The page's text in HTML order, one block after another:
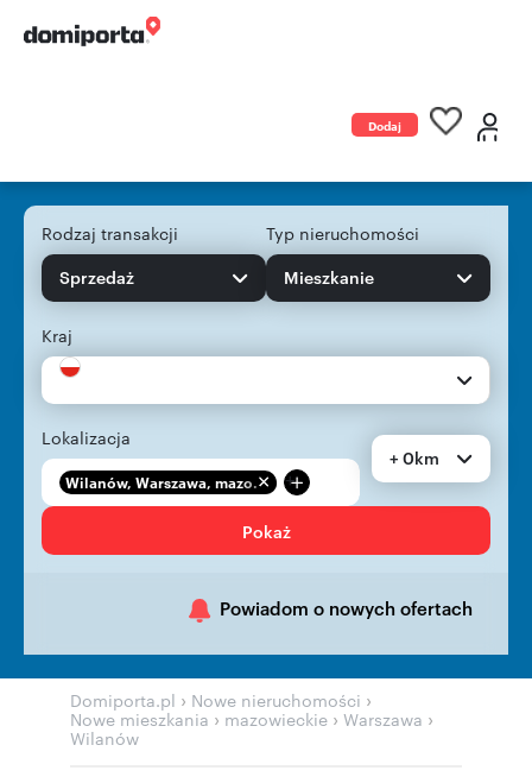
Dodaj
Rodzaj transakcji
Sprzedaż
Typ nieruchomości
Mieszkanie
Kraj
Lokalizacja
Wilanów, Warszawa, mazo... +
+ 0km
Pokaż
Powiadom o nowych ofertach
Domiporta.pl › Nowe nieruchomości ›
Nowe mieszkania › mazowieckie › Warszawa ›
Wilanów